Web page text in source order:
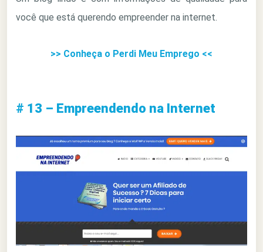
você que está querendo empreender na internet.
>> Conheça o Perdi Meu Emprego <<
# 13 – Empreendendo na Internet